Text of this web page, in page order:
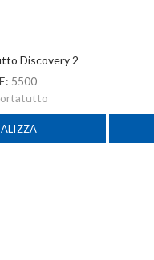
Discovery 2
5500